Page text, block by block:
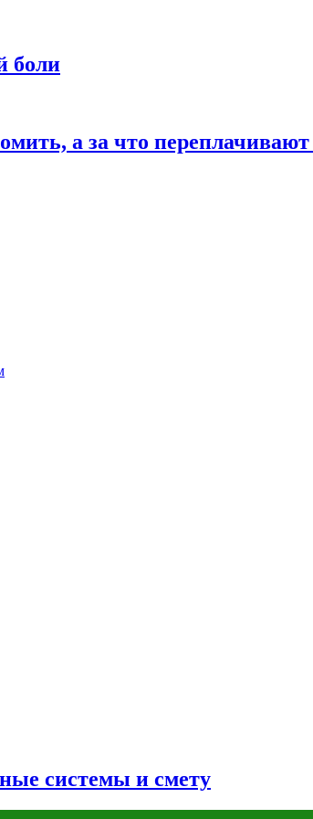
боли
а за что переплачивают
системы и смету